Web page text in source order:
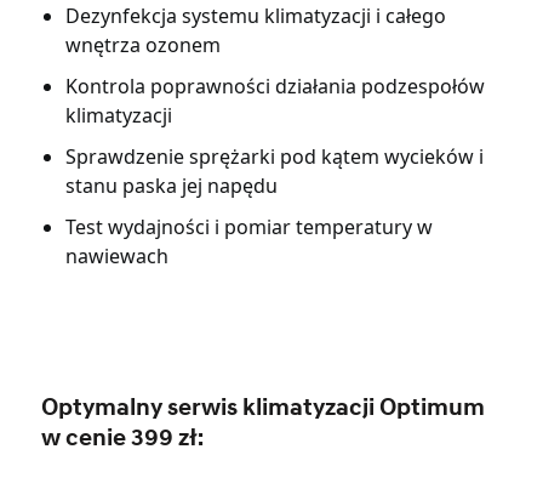
Dezynfekcja systemu klimatyzacji i całego
wnętrza ozonem
Kontrola poprawności działania podzespołów
klimatyzacji
Sprawdzenie sprężarki pod kątem wycieków i
stanu paska jej napędu
Test wydajności i pomiar temperatury w
nawiewach
Optymalny serwis klimatyzacji Optimum
w cenie 399 zł: